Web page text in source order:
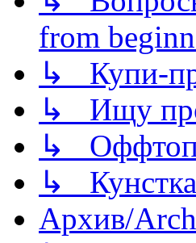
from
↳ Купи-
↳ Ищу
↳
↳
Архив/